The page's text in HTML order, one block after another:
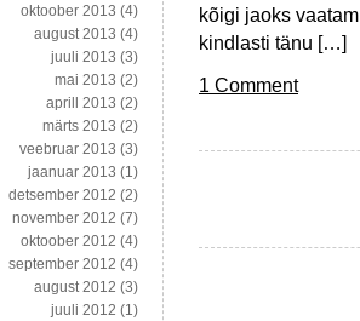
kõigi jaoks
kindlasti tänu […]
1 Comment
oktoober 2013 (4)
august 2013 (4)
juuli 2013 (3)
mai 2013 (2)
aprill 2013 (2)
märts 2013 (2)
veebruar 2013 (3)
jaanuar 2013 (1)
detsember 2012 (2)
november 2012 (7)
oktoober 2012 (4)
september 2012 (4)
august 2012 (3)
juuli 2012 (1)